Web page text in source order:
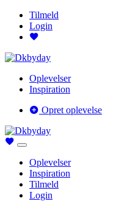
Tilmeld
Login
Oplevelser
Inspiration
Opret oplevelse
Oplevelser
Inspiration
Tilmeld
Login